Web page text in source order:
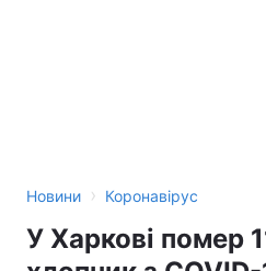
Новини › Коронавірус
У Харкові помер